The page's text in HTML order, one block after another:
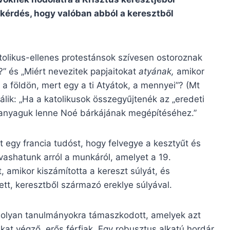
hogy valóban abból a keresztből
ellenes protestánsok szívesen ostoroznak
és „Miért nevezitek papjaitokat atyának, amikor
földön, mert egy a ti Atyátok, a mennyei”? (Mt
„Ha a katolikusok összegyűjtenék az „eredeti
lenne Noé bárkájának megépítéséhez.”
egy francia tudóst, hogy felvegye a kesztyűt és
arról a munkáról, amelyet a 19.
amikor kiszámította a kereszt súlyát, és
keresztből származó ereklye súlyával.
tanulmányokra támaszkodott, amelyek azt